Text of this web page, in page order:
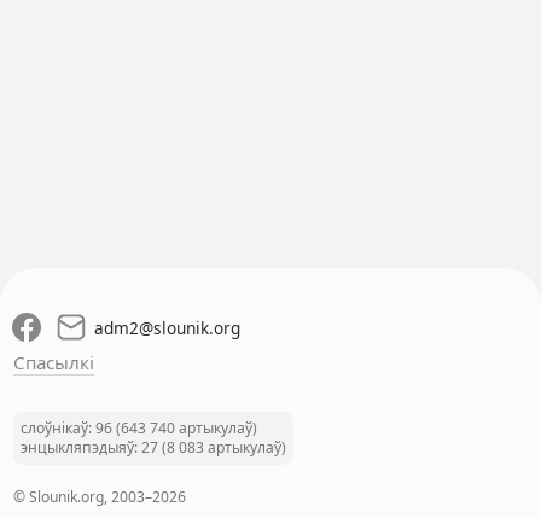
adm2@slounik.org
Спасылкі
слоўнікаў: 96 (643 740 артыкулаў)
энцыкляпэдыяў: 27 (8 083 артыкулаў)
© Slounik.org, 2003–2026